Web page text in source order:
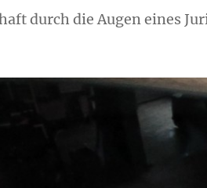
durch die Augen eines